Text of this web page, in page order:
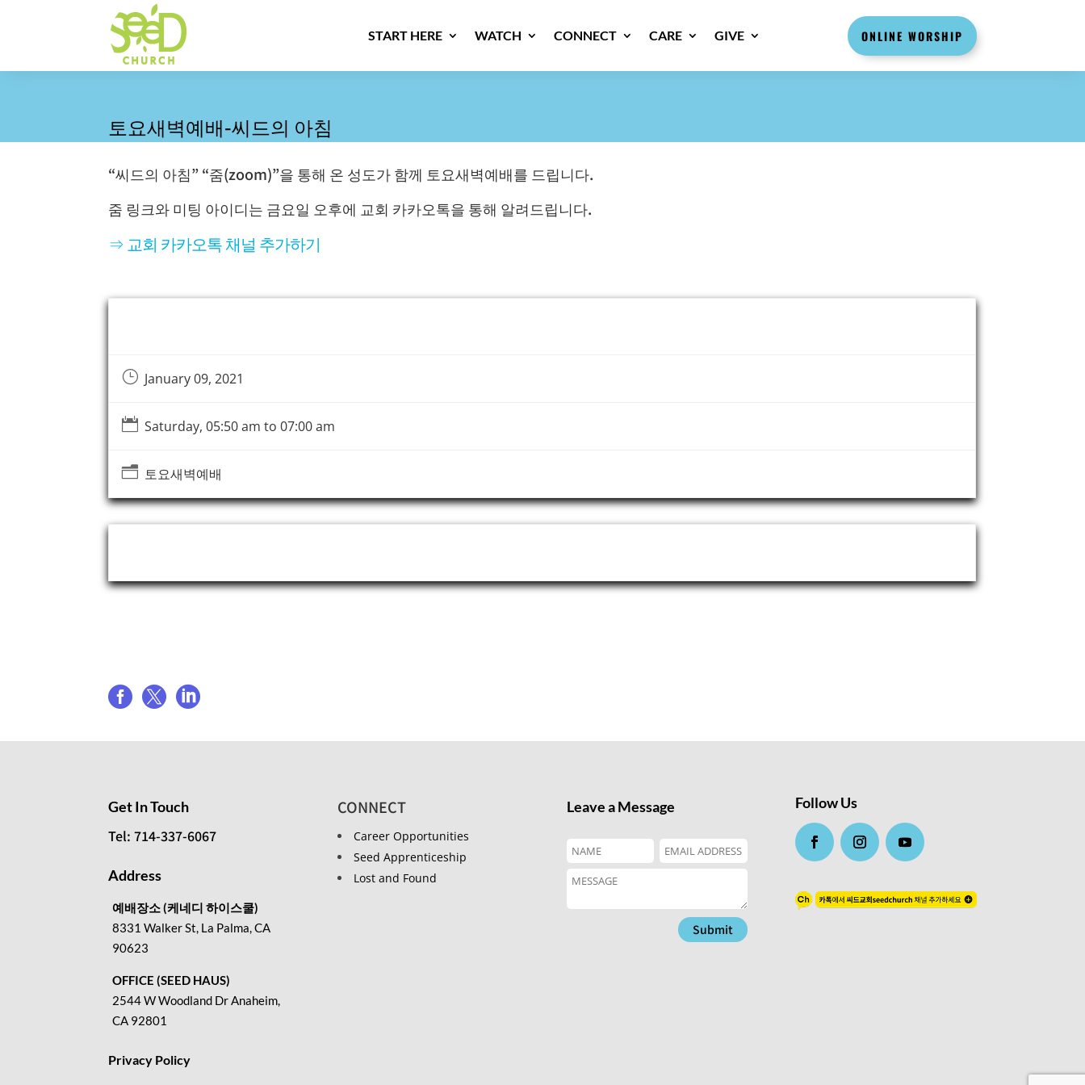
START HERE WATCH CONNECT CARE GIVE ONLINE WORSHIP
토요새벽예배-씨드의 아침
“씨드의 아침” “줌(zoom)”을 통해 온 성도가 함께 토요새벽예배를 드립니다.
줌 링크와 미팅 아이디는 금요일 오후에 교회 카카오톡을 통해 알려드립니다.
⇒ 교회 카카오톡 채널 추가하기
} January 09, 2021
 Saturday, 05:50 am to 07:00 am
n 토요새벽예배
  
Get In Touch
Tel: 714-337-6067
Address
예배장소 (케네디 하이스쿨)
8331 Walker St, La Palma, CA
90623
OFFICE (SEED HAUS)
2544 W Woodland Dr Anaheim,
CA 92801
Privacy Policy
CONNECT
Career Opportunities
Seed Apprenticeship
Lost and Found
Leave a Message
Submit
Follow Us